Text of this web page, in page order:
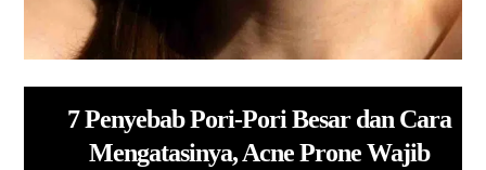
7 Penyebab Pori-Pori Besar dan Cara
Mengatasinya, Acne Prone Wajib